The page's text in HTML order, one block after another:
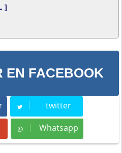
]
EN FACEBOOK
twitter
Tweet
Whatsapp
Whatsapp